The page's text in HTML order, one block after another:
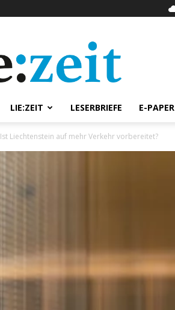
LIE:ZEIT LESERBRIEFE E-PAPER
Ist Liechtenstein auf mehr Verkehr vorbereitet?